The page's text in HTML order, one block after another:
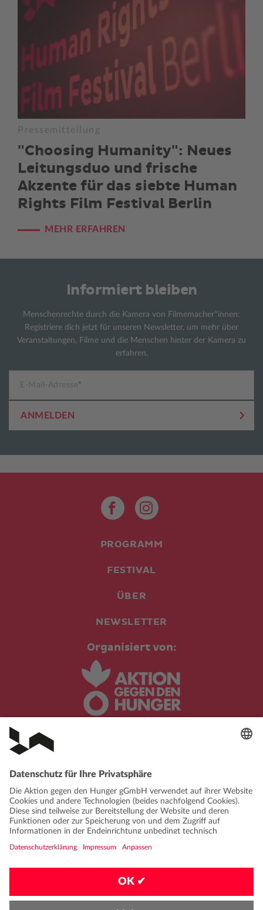
Pressemitteilung
"Choosing Humanity": Neues
Leitungsduo und frische
Akzente für das siebte Human
Rights Film Festival Berlin
MEHR ERFAHREN
Informiert bleiben
Menschenrechte durch die Kamera von Filmemacher*innen:
Registriere dich jetzt für unseren Newsletter, um mehr über
Veranstaltungen, Filme und die Menschen hinter der Kamera zu
erfahren.
E-Mail-Adresse *
ANMELDEN
PROGRAMM
FESTIVAL
ÜBER
NEWSLETTER
Organisiert von:
PRIVATSPHÄRE-EINSTELLUNGEN